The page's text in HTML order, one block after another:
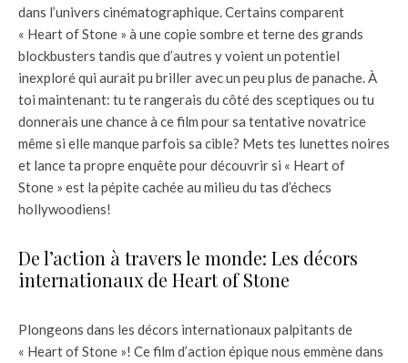
dans l’univers cinématographique. Certains comparent
« Heart of Stone » à une copie sombre et terne des grands
blockbusters tandis que d’autres y voient un potentiel
inexploré qui aurait pu briller avec un peu plus de panache. À
toi maintenant: tu te rangerais du côté des sceptiques ou tu
donnerais une chance à ce film pour sa tentative novatrice
même si elle manque parfois sa cible? Mets tes lunettes noires
et lance ta propre enquête pour découvrir si « Heart of
Stone » est la pépite cachée au milieu du tas d’échecs
hollywoodiens!
De l’action à travers le monde: Les décors
internationaux de Heart of Stone
Plongeons dans les décors internationaux palpitants de
« Heart of Stone »! Ce film d’action épique nous emmène dans